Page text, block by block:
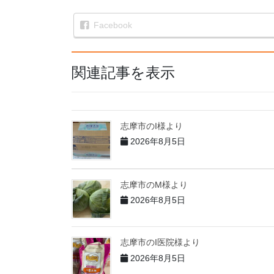
Facebook
関連記事を表示
志摩市のI様より
2026年8月5日
志摩市のM様より
2026年8月5日
志摩市のI医院様より
2026年8月5日